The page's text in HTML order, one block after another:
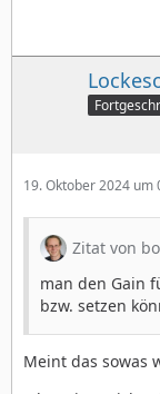
19. Oktober 2024 um
Zitat von
man den Gain
bzw. setzen
Meint das sowas